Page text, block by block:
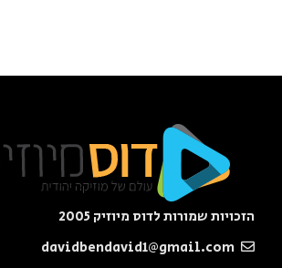
הזכויות שמורות לדוס מיוזיק 2005